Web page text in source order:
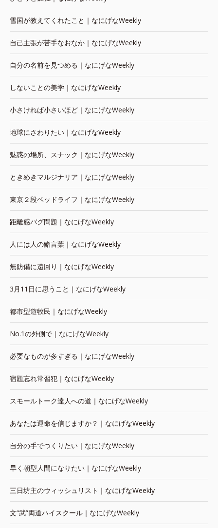
雪国が教えてくれたこと｜なにげなWeekly
自己主張が苦手なおなか｜なにげなWeekly
自分の名前を見つめる｜なにげなWeekly
しないことの美学｜なにげなWeekly
小さければ小さいほど｜なにげなWeekly
地球にさわりたい｜なにげなWeekly
魅惑の場所、スナック｜なにげなWeekly
ときめきマルジナリア｜なにげなWeekly
東京２段ベッドライフ｜なにげなWeekly
距離感バグ問題｜なにげなWeekly
人には人の鮨言葉｜なにげなWeekly
無防備に遠回り｜なにげなWeekly
3月11日に思うこと｜なにげなWeekly
都市型遊牧民｜なにげなWeekly
No.1の外側で｜なにげなWeekly
必要なものが多すぎる｜なにげなWeekly
宿題忘れ常習犯｜なにげなWeekly
スモールトーク達人への道｜なにげなWeekly
あなたは運命を信じますか？｜なにげなWeekly
自分の手でつくりたい｜なにげなWeekly
早く朝型人間になりたい｜なにげなWeekly
三日坊主のウィッシュリスト｜なにげなWeekly
文“武”両道ハイスクール｜なにげなWeekly